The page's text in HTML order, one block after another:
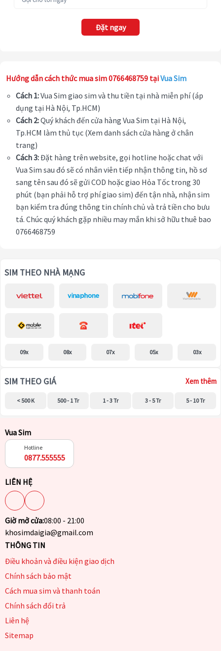
Đặt ngay
Hướng dẫn cách thức mua sim 0766468759 tạiVua Sim
Cách 1:Vua Sim giao sim và thu tiền tại nhà miễn phí (áp
dụng tại Hà Nội, Tp.HCM)
Cách 2:Quý khách đến cửa hàng Vua Sim tại Hà Nội,
Tp.HCM làm thủ tục (Xem danh sách cửa hàng ở chân
trang)
Cách 3:Đặt hàng trên website, gọi hotline hoặc chat với
Vua Sim sau đó sẽ có nhân viên tiếp nhận thông tin, hồ sơ
sang tên sau đó sẽ gửi COD hoặc giao Hỏa Tốc trong 30
phút (bạn phải hỗ trợ phí giao sim) đến tận nhà, nhận sim
bạn kiểm tra đúng thông tin chính chủ và trả tiền cho bưu
tá. Chúc quý khách gặp nhiều may mắn khi sở hữu thuê bao
0766468759
SIM THEO NHÀ MẠNG
09x 08x 07x 05x 03x
SIM THEO GIÁ Xem thêm
< 500 K 500 - 1 Tr 1 - 3 Tr 3 - 5 Tr 5 - 10 Tr
Vua Sim
Hotline
0877.555555
LIÊN HỆ
Giờ mở cửa:08:00 - 21:00
khosimdaigia@gmail.com
THÔNG TIN
Điều khoản và điều kiện giao dịch
Chính sách bảo mật
Cách mua sim và thanh toán
Chính sách đổi trả
Liên hệ
Sitemap